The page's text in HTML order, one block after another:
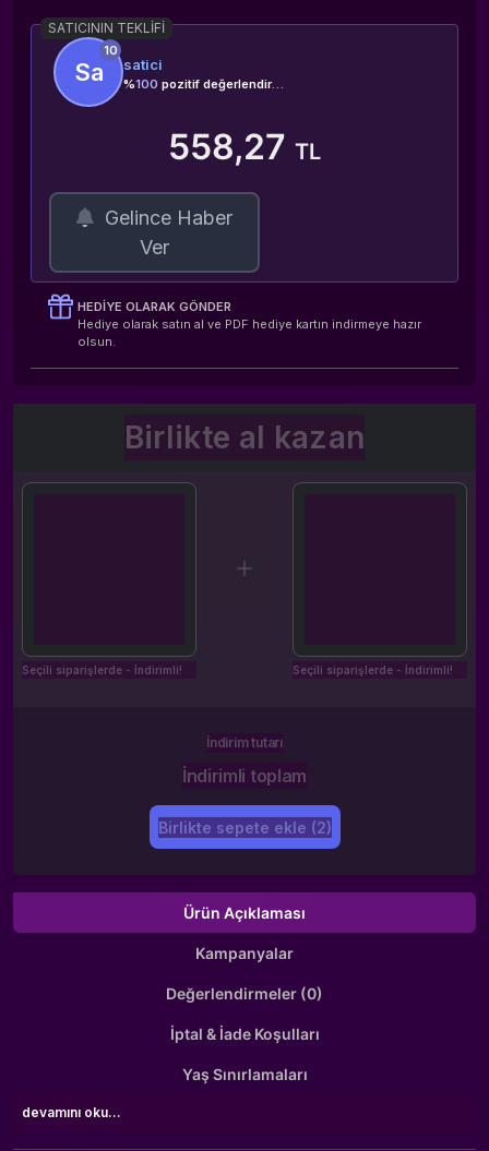
SATICININ TEKLIFI
10
Sa satici
%100 pozitif değerlendirme
558,27 TL
Gelince Haber
Ver
HEDIYE OLARAK GÖNDER
Hediye olarak satın al ve PDF hediye kartın indirmeye hazır
olsun.
Birlikte al kazan
Seçili siparişlerde - İndirimli! Seçili siparişlerde - İndirimli!
İndirim tutarı
İndirimli toplam
Birlikte sepete ekle (2)
Ürün Açıklaması
Kampanyalar
Değerlendirmeler (0)
İptal & İade Koşulları
Yaş Sınırlamaları
devamını oku...